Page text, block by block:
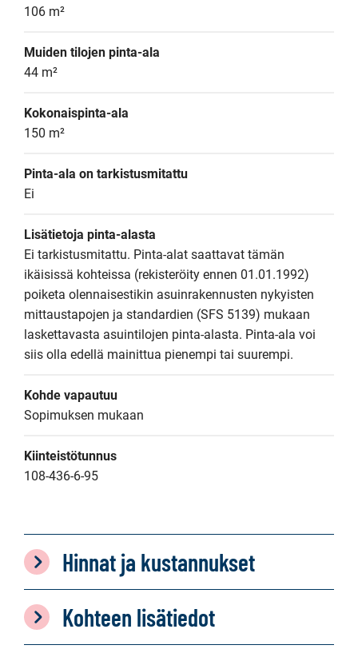
106 m²
Muiden tilojen pinta-ala
44 m²
Kokonaispinta-ala
150 m²
Pinta-ala on tarkistusmitattu
Ei
Lisätietoja pinta-alasta
Ei tarkistusmitattu. Pinta-alat saattavat tämän
ikäisissä kohteissa (rekisteröity ennen 01.01.1992)
poiketa olennaisestikin asuinrakennusten nykyisten
mittaustapojen ja standardien (SFS 5139) mukaan
laskettavasta asuintilojen pinta-alasta. Pinta-ala voi
siis olla edellä mainittua pienempi tai suurempi.
Kohde vapautuu
Sopimuksen mukaan
Kiinteistötunnus
108-436-6-95
Hinnat ja kustannukset
Kohteen lisätiedot